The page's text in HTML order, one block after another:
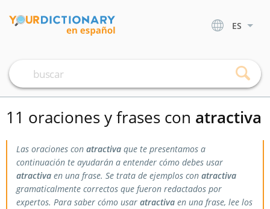
ES
11 oraciones y frases con atractiva
Las oraciones con atractiva que te presentamos a
continuación te ayudarán a entender cómo debes usar
atractiva en una frase. Se trata de ejemplos con atractiva
gramaticalmente correctos que fueron redactados por
expertos. Para saber cómo usar atractiva en una frase, lee los